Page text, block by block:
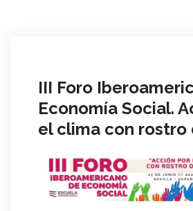
III Foro
Economía Social.
el clima con rostro